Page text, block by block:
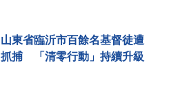
山東省臨沂市百餘名基督徒遭
抓捕 「清零行動」持續升級